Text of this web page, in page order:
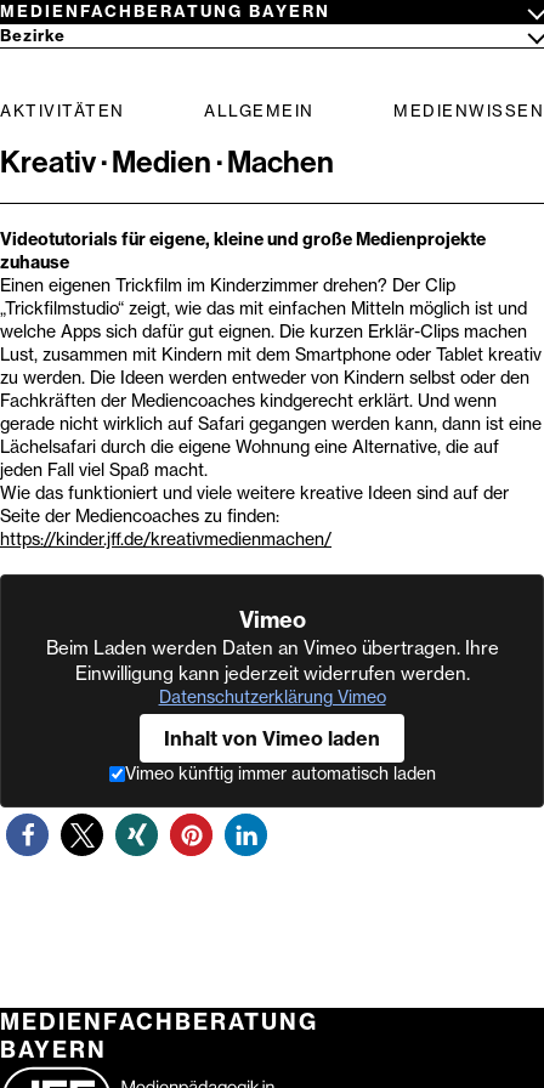
Zum
Inhalt
springen
MEDIENFACHBERATUNG BAYERN
Netzwerk
Suchbegriff
Bezirke
Oberpfalz
Mittelfranken
Unterfranken
AKTIVITÄTEN ALLGEMEIN MEDIENWISSEN
Kreativ · Medien · Machen
Videotutorials für eigene, kleine und große Medienprojekte
zuhause
Einen eigenen Trickfilm im Kinderzimmer drehen? Der Clip
„Trickfilmstudio“ zeigt, wie das mit einfachen Mitteln möglich ist und
welche Apps sich dafür gut eignen. Die kurzen Erklär-Clips machen
Lust, zusammen mit Kindern mit dem Smartphone oder Tablet kreativ
zu werden. Die Ideen werden entweder von Kindern selbst oder den
Fachkräften der Mediencoaches kindgerecht erklärt. Und wenn
gerade nicht wirklich auf Safari gegangen werden kann, dann ist eine
Lächelsafari durch die eigene Wohnung eine Alternative, die auf
jeden Fall viel Spaß macht.
Wie das funktioniert und viele weitere kreative Ideen sind auf der
Seite der Mediencoaches zu finden:
https://kinder.jff.de/kreativmedienmachen/
Vimeo
Beim Laden werden Daten an Vimeo übertragen. Ihre
Einwilligung kann jederzeit widerrufen werden.
Datenschutzerklärung Vimeo
Inhalt von Vimeo laden
Vimeo künftig immer automatisch laden
MEDIENFACHBERATUNG
BAYERN